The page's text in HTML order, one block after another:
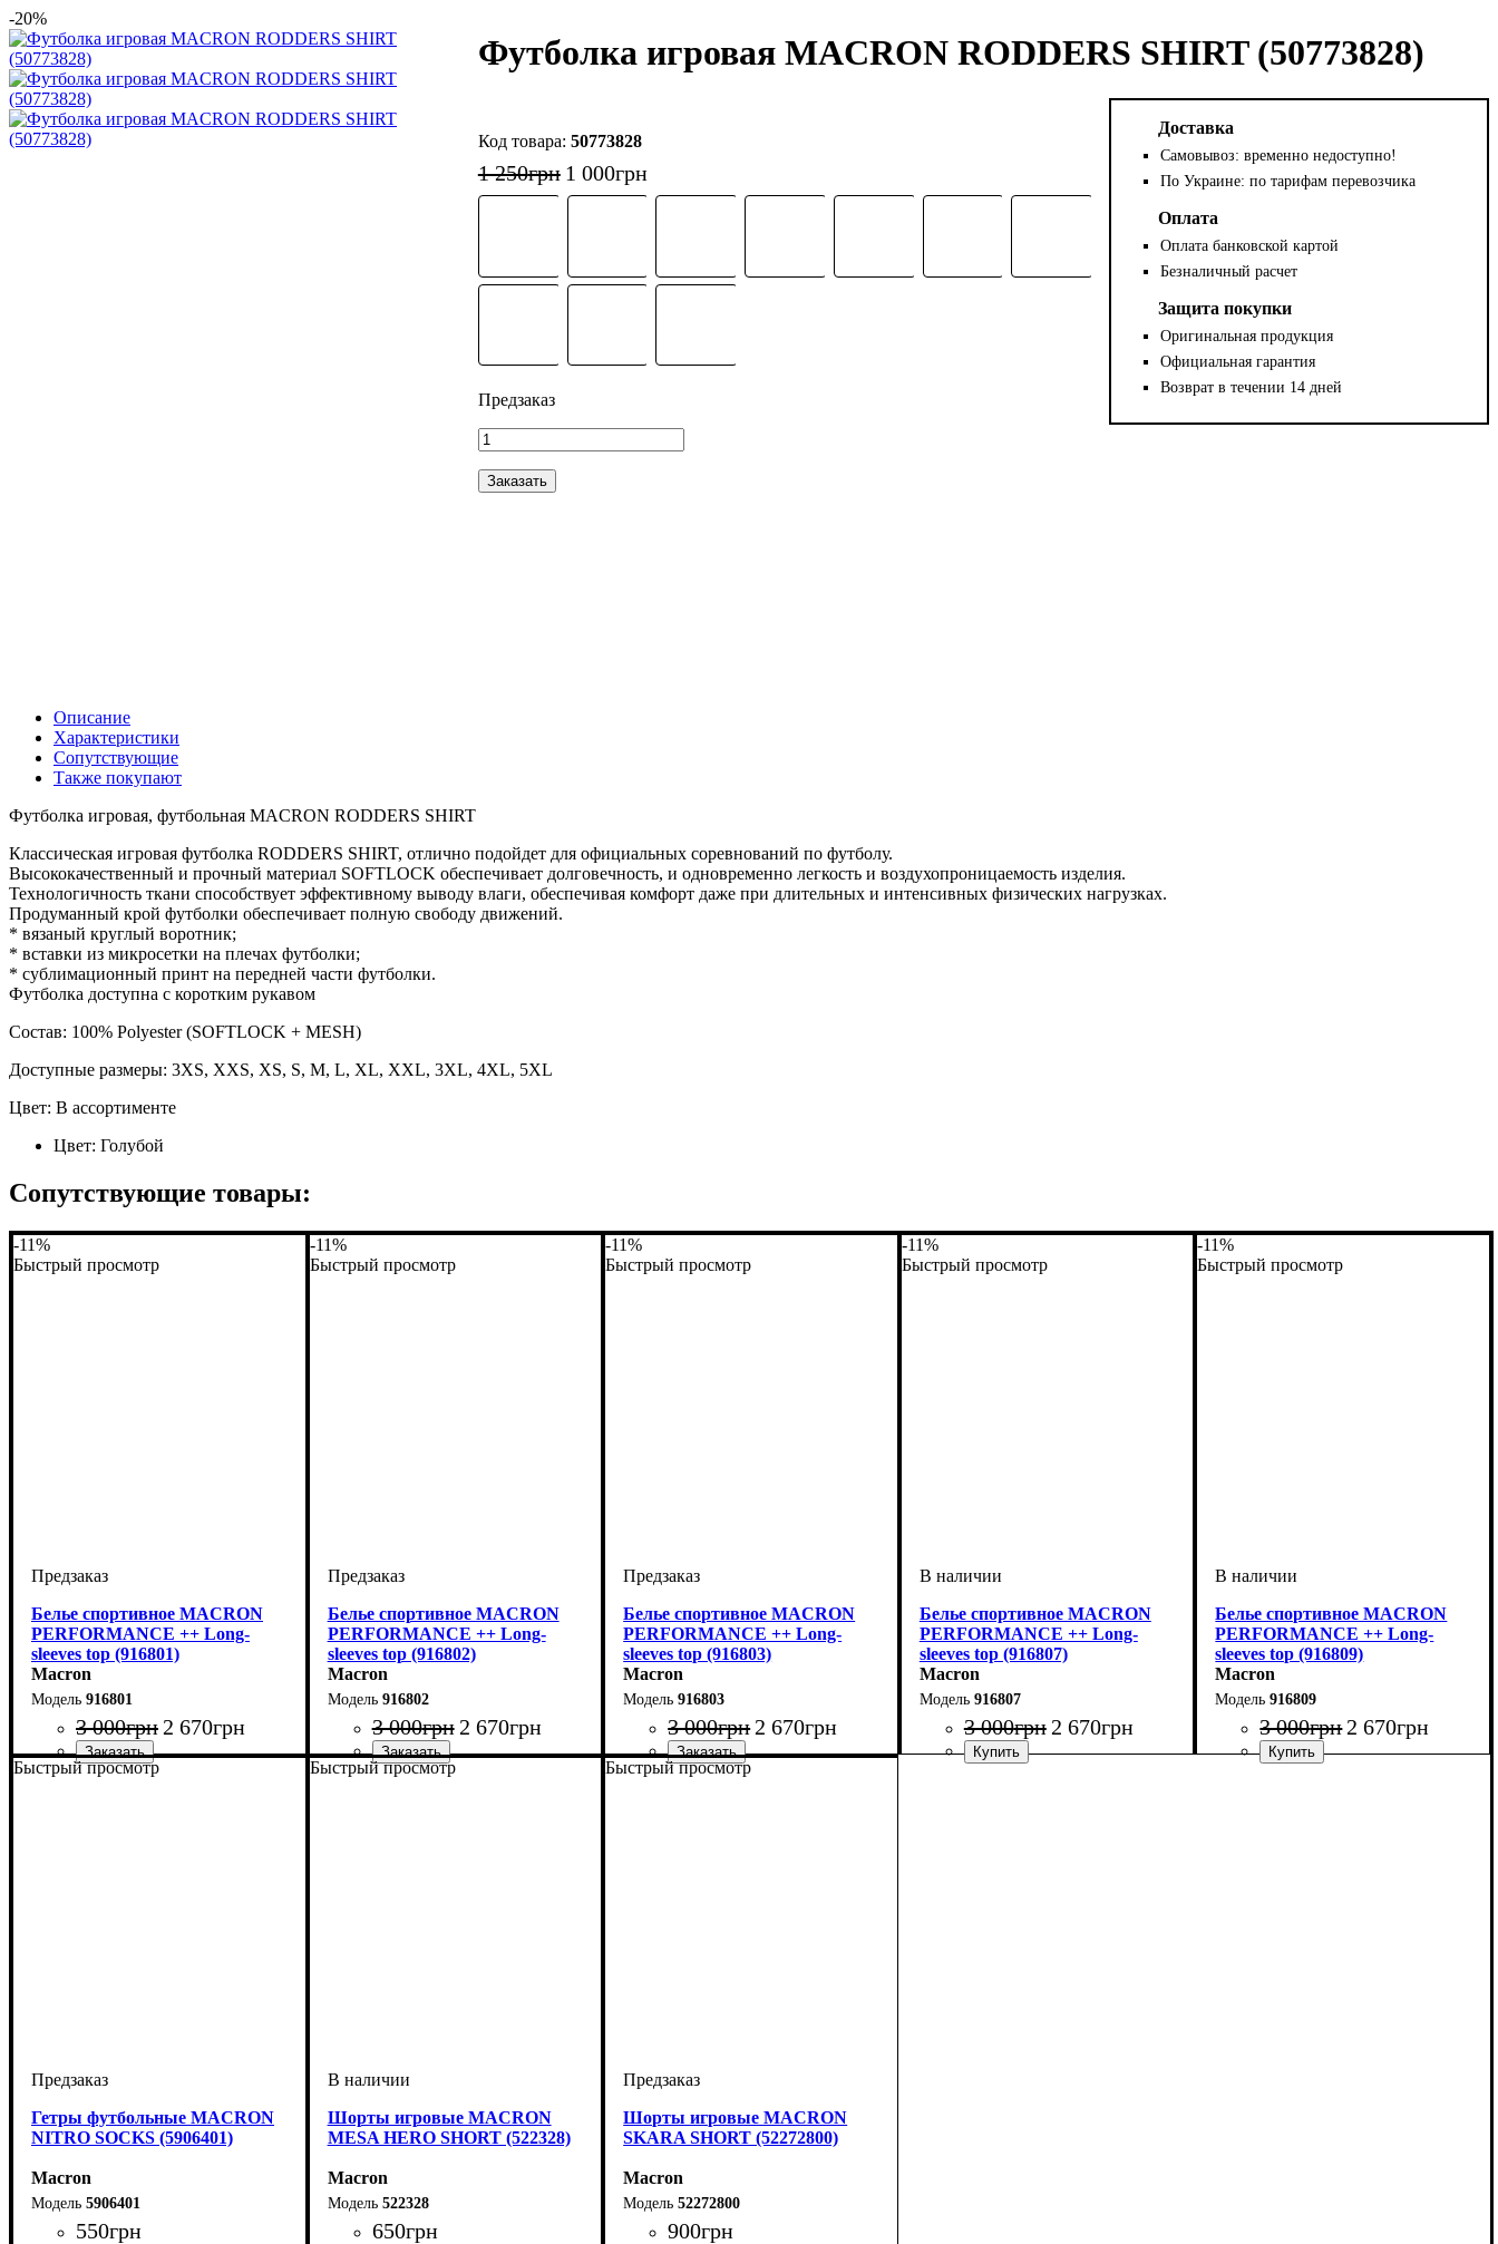
-20%
Футболка игровая MACRON RODDERS SHIRT (50773828)
50773828
1 250грн 1 000грн
Заказать
Доставка
Самовывоз: временно недоступно!
По Украине: по тарифам перевозчика
Оплата
Оплата банковской картой
Безналичный расчет
Защита покупки
Оригинальная продукция
Официальная гарантия
Возврат в течении 14 дней
Описание
Характеристики
Сопутствующие
Также покупают
Футболка игровая, футбольная MACRON RODDERS SHIRT
Классическая игровая футболка RODDERS SHIRT, отлично подойдет для официальных соревнований по футболу.
Высококачественный и прочный материал SOFTLOCK обеспечивает долговечность, и одновременно легкость и воздухопроницаемость изделия.
Технологичность ткани способствует эффективному выводу влаги, обеспечивая комфорт даже при длительных и интенсивных физических нагрузках.
Продуманный крой футболки обеспечивает полную свободу движений.
* вязаный круглый воротник;
* вставки из микросетки на плечах футболки;
* сублимационный принт на передней части футболки.
Футболка доступна с коротким рукавом
Состав: 100% Polyester (SOFTLOCK + MESH)
Доступные размеры: 3XS, XXS, XS, S, M, L, XL, XXL, 3XL, 4XL, 5XL
Цвет: В ассортименте
Цвет: Голубой
Сопутствующие товары:
-11%
Быстрый просмотр
Белье спортивное MACRON
PERFORMANCE ++ Long-
sleeves top (916801)
Macron
916801
3 000грн 2 670грн
Производитель: Macron
Цвет: Белый
-11%
Быстрый просмотр
Белье спортивное MACRON
PERFORMANCE ++ Long-
sleeves top (916802)
Macron
916802
3 000грн 2 670грн
Производитель: Macron
Цвет: Красный
-11%
Быстрый просмотр
Белье спортивное MACRON
PERFORMANCE ++ Long-
sleeves top (916803)
Macron
916803
3 000грн 2 670грн
Производитель: Macron
Цвет: Синий
-11%
Быстрый просмотр
Белье спортивное MACRON
PERFORMANCE ++ Long-
sleeves top (916807)
Macron
916807
3 000грн 2 670грн
-11%
Быстрый просмотр
Белье спортивное MACRON
PERFORMANCE ++ Long-
sleeves top (916809)
Macron
916809
3 000грн 2 670грн
Быстрый просмотр
Гетры футбольные MACRON
NITRO SOCKS (5906401)
Macron
5906401
550грн
Быстрый просмотр
Шорты игровые MACRON
MESA HERO SHORT (522328)
Macron
522328
650грн
Быстрый просмотр
Шорты игровые MACRON
SKARA SHORT (52272800)
Macron
52272800
900грн